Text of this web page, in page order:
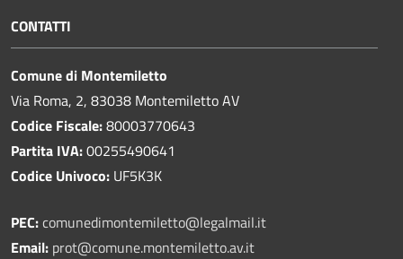
CONTATTI
Comune di Montemiletto
Via Roma, 2, 83038 Montemiletto AV
Codice Fiscale:80003770643
Partita IVA:00255490641
Codice Univoco: UF5K3K
PEC:comunedimontemiletto@legalmail.it
Email: prot@comune.montemiletto.av.it